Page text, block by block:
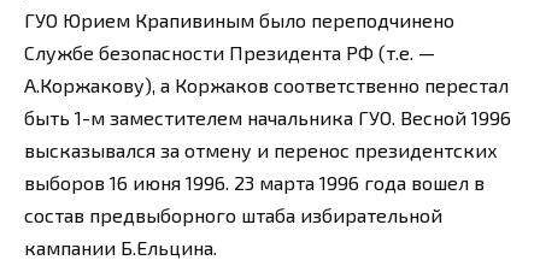
ГУО Юрием Крапивиным было переподчинено
Службе безопасности Президента РФ (т.е. —
А.Коржакову), а Коржаков соответственно перестал
быть 1-м заместителем начальника ГУО. Весной 1996
высказывался за отмену и перенос президентских
выборов 16 июня 1996. 23 марта 1996 года вошел в
состав предвыборного штаба избирательной
кампании Б.Ельцина.